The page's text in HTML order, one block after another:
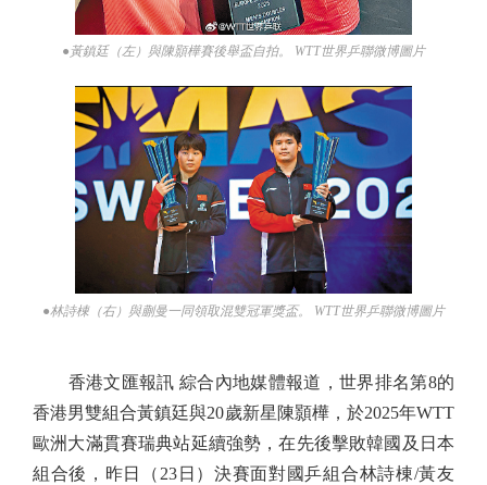
●黃鎮廷（左）與陳顥樺賽後舉盃自拍。 WTT世界乒聯微博圖片
●林詩棟（右）與蒯曼一同領取混雙冠軍獎盃。 WTT世界乒聯微博圖片
香港文匯報訊 綜合內地媒體報道，世界排名第8的
香港男雙組合黃鎮廷與20歲新星陳顥樺，於2025年WTT
歐洲大滿貫賽瑞典站延續強勢，在先後擊敗韓國及日本
組合後，昨日（23日）決賽面對國乒組合林詩棟/黃友